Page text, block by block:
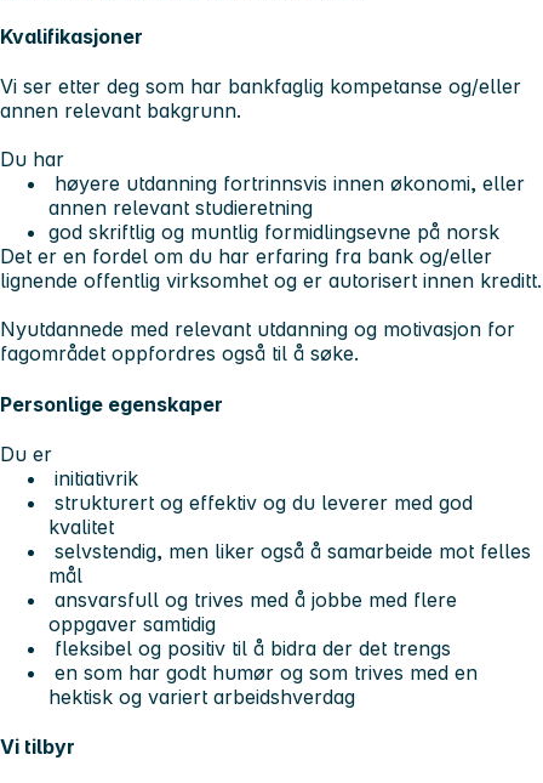
Kvalifikasjoner
Vi ser etter deg som har bankfaglig kompetanse og/eller
annen relevant bakgrunn.
Du har
høyere utdanning fortrinnsvis innen økonomi, eller
annen relevant studieretning
god skriftlig og muntlig formidlingsevne på norsk
Det er en fordel om du har erfaring fra bank og/eller
lignende offentlig virksomhet og er autorisert innen kreditt.
Nyutdannede med relevant utdanning og motivasjon for
fagområdet oppfordres også til å søke.
Personlige egenskaper
Du er
initiativrik
strukturert og effektiv og du leverer med god
kvalitet
selvstendig, men liker også å samarbeide mot felles
mål
ansvarsfull og trives med å jobbe med flere
oppgaver samtidig
fleksibel og positiv til å bidra der det trengs
en som har godt humør og som trives med en
hektisk og variert arbeidshverdag
Vi tilbyr